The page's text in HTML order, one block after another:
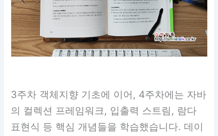
3주차 객체지향 기초에 이어, 4주차에는 자바
의 컬렉션 프레임워크, 입출력 스트림, 람다
표현식 등 핵심 개념들을 학습했습니다. 데이